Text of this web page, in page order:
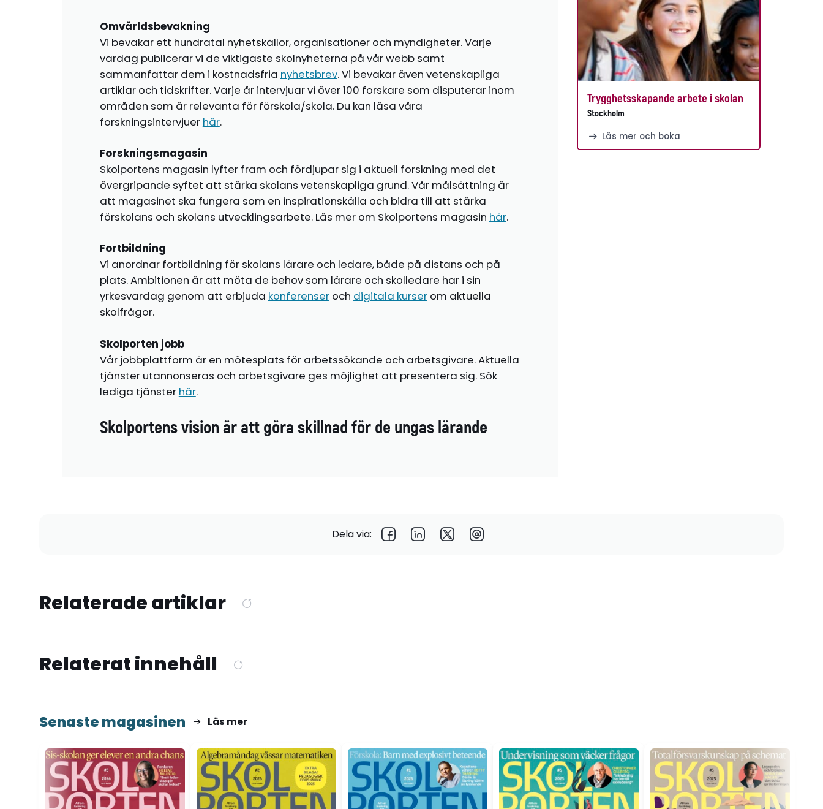
Omvärldsbevakning
Vi bevakar ett hundratal nyhetskällor, organisationer och myndigheter. Varje
vardag publicerar vi de viktigaste skolnyheterna på vår webb samt
sammanfattar dem i kostnadsfria nyhetsbrev. Vi bevakar även vetenskapliga
artiklar och tidskrifter. Varje år intervjuar vi över 100 forskare som disputerar inom
områden som är relevanta för förskola/skola. Du kan läsa våra
forskningsintervjuer här.
Forskningsmagasin
Skolportens magasin lyfter fram och fördjupar sig i aktuell forskning med det
övergripande syftet att stärka skolans vetenskapliga grund. Vår målsättning är
att magasinet ska fungera som en inspirationskälla och bidra till att stärka
förskolans och skolans utvecklingsarbete. Läs mer om Skolportens magasin här.
Fortbildning
Vi anordnar fortbildning för skolans lärare och ledare, både på distans och på
plats. Ambitionen är att möta de behov som lärare och skolledare har i sin
yrkesvardag genom att erbjuda konferenseroch digitala kurserom aktuella
skolfrågor.
Skolporten jobb
Vår jobbplattform är en mötesplats för arbetssökande och arbetsgivare. Aktuella
tjänster utannonseras och arbetsgivare ges möjlighet att presentera sig. Sök
lediga tjänster här.
Skolportens vision är att göra skillnad för de ungas lärande
Trygghetsskapande arbete i skolan
Stockholm
Läs mer och boka
Dela via:
Relaterade artiklar
Relaterat innehåll
Senaste magasinen Läs mer